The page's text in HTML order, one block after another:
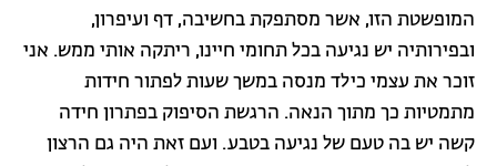
המופשטת הזו, אשר מסתפקת בחשיבה, דף ועיפרון,
ובפירותיה יש נגיעה בכל תחומי חיינו, ריתקה אותי ממש. אני
זוכר את עצמי כילד מנסה במשך שעות לפתור חידות
מתמטיות כך מתוך הנאה. הרגשת הסיפוק בפתרון חידה
קשה יש בה טעם של נגיעה בטבע. ועם זאת היה גם הרצון